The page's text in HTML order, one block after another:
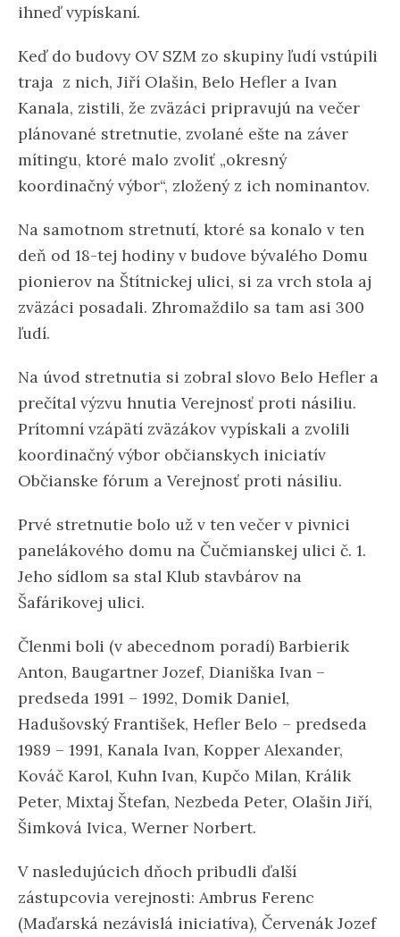
ihneď vypískaní.
Keď do budovy OV SZM zo skupiny ľudí vstúpili
traja z nich, Jiří Olašin, Belo Hefler a Ivan
Kanala, zistili, že zväzáci pripravujú na večer
plánované stretnutie, zvolané ešte na záver
mítingu, ktoré malo zvoliť „okresný
koordinačný výbor“, zložený z ich nominantov.
Na samotnom stretnutí, ktoré sa konalo v ten
deň od 18-tej hodiny v budove bývalého Domu
pionierov na Štítnickej ulici, si za vrch stola aj
zväzáci posadali. Zhromaždilo sa tam asi 300
ľudí.
Na úvod stretnutia si zobral slovo Belo Hefler a
prečítal výzvu hnutia Verejnosť proti násiliu.
Prítomní vzápätí zväzákov vypískali a zvolili
koordinačný výbor občianskych iniciatív
Občianske fórum a Verejnosť proti násiliu.
Prvé stretnutie bolo už v ten večer v pivnici
panelákového domu na Čučmianskej ulici č. 1.
Jeho sídlom sa stal Klub stavbárov na
Šafárikovej ulici.
Členmi boli (v abecednom poradí) Barbierik
Anton, Baugartner Jozef, Dianiška Ivan –
predseda 1991 – 1992, Domik Daniel,
Hadušovský František, Hefler Belo – predseda
1989 – 1991, Kanala Ivan, Kopper Alexander,
Kováč Karol, Kuhn Ivan, Kupčo Milan, Králik
Peter, Mixtaj Štefan, Nezbeda Peter, Olašin Jiří,
Šimková Ivica, Werner Norbert.
V nasledujúcich dňoch pribudli ďalší
zástupcovia verejnosti: Ambrus Ferenc
(Maďarská nezávislá iniciatíva), Červenák Jozef